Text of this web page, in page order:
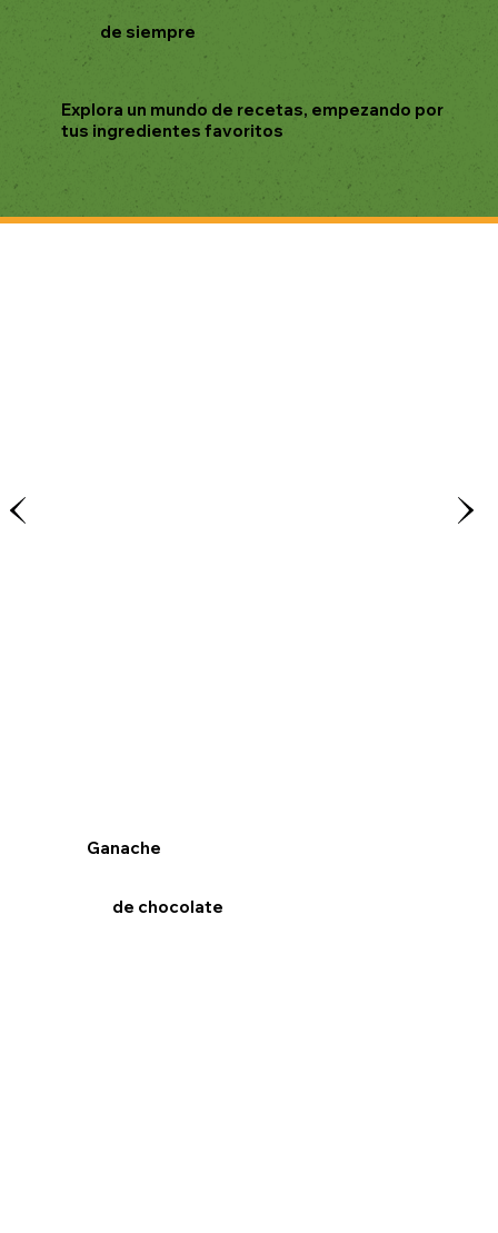
Explora un mundo de recetas, empezando por
tus ingredientes favoritos
de siempre
Ganache
de chocolate